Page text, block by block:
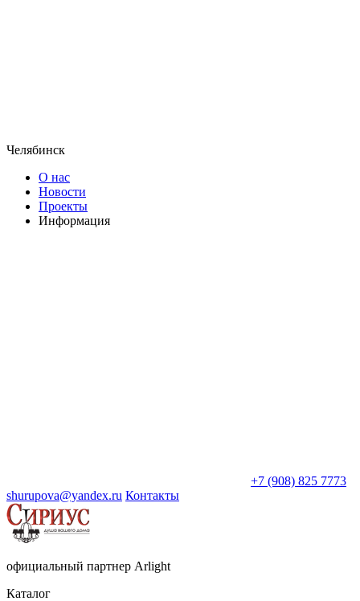
Челябинск
О нас
Новости
Проекты
Информация
+7 (908) 825 7773
shurupova@yandex.ru Контакты
официальный партнер Arlight
Каталог